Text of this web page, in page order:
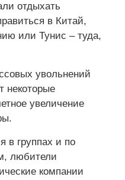
отдыхать
в Китай,
или Тунис – туда,
увольнений
некоторые
увеличение
в группах и по
любители
компании